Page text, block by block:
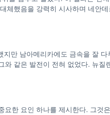
체했음을 강력히 시사하며 네안
만 남아메리카에도 금속을 잘
같은 발전이 전혀 없었다. 뉴질
한 요인 하나를 제시한다. 그것